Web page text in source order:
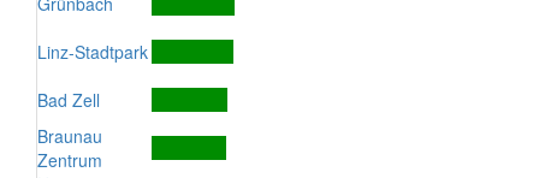
Linz-Stadtpark
Bad Zell
Braunau
Zentrum